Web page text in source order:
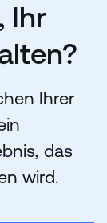
Ihr
Ihrer
das
wird.